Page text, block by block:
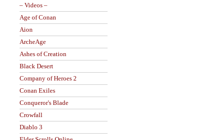
– Videos –
Age of Conan
Aion
ArcheAge
Ashes of Creation
Black Desert
Company of Heroes 2
Conan Exiles
Conqueror's Blade
Crowfall
Diablo 3